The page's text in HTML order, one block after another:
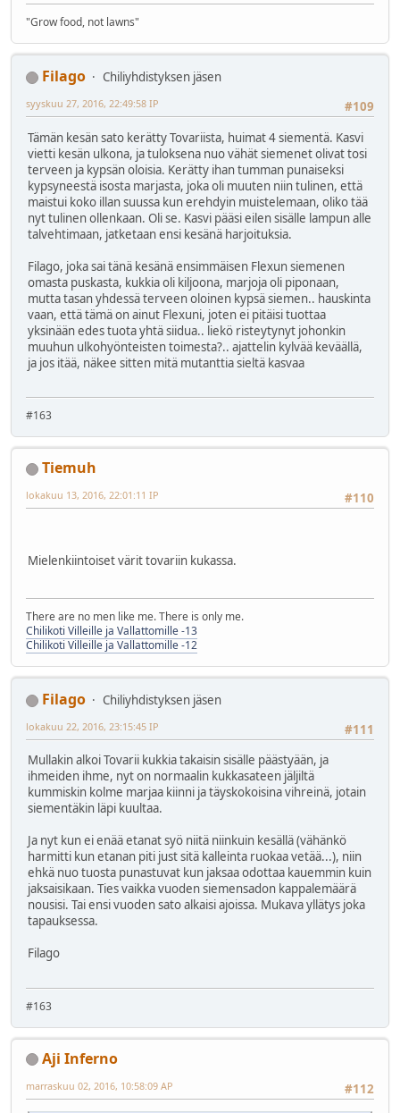
"Grow food, not lawns"
Filago
Chiliyhdistyksen jäsen
#109
syyskuu 27, 2016, 22:49:58 IP
Tämän kesän sato kerätty Tovariista, huimat 4 siementä. Kasvi
vietti kesän ulkona, ja tuloksena nuo vähät siemenet olivat tosi
terveen ja kypsän oloisia. Kerätty ihan tumman punaiseksi
kypsyneestä isosta marjasta, joka oli muuten niin tulinen, että
maistui koko illan suussa kun erehdyin muistelemaan, oliko tää
nyt tulinen ollenkaan. Oli se. Kasvi pääsi eilen sisälle lampun alle
talvehtimaan, jatketaan ensi kesänä harjoituksia.
Filago, joka sai tänä kesänä ensimmäisen Flexun siemenen
omasta puskasta, kukkia oli kiljoona, marjoja oli piponaan,
mutta tasan yhdessä terveen oloinen kypsä siemen.. hauskinta
vaan, että tämä on ainut Flexuni, joten ei pitäisi tuottaa
yksinään edes tuota yhtä siidua.. liekö risteytynyt johonkin
muuhun ulkohyönteisten toimesta?.. ajattelin kylvää keväällä,
ja jos itää, näkee sitten mitä mutanttia sieltä kasvaa
#163
Tiemuh
#110
lokakuu 13, 2016, 22:01:11 IP
Mielenkiintoiset värit tovariin kukassa.
There are no men like me. There is only me.
Chilikoti Villeille ja Vallattomille -13
Chilikoti Villeille ja Vallattomille -12
Filago
Chiliyhdistyksen jäsen
#111
lokakuu 22, 2016, 23:15:45 IP
Mullakin alkoi Tovarii kukkia takaisin sisälle päästyään, ja
ihmeiden ihme, nyt on normaalin kukkasateen jäljiltä
kummiskin kolme marjaa kiinni ja täyskokoisina vihreinä, jotain
siementäkin läpi kuultaa.
Ja nyt kun ei enää etanat syö niitä niinkuin kesällä (vähänkö
harmitti kun etanan piti just sitä kalleinta ruokaa vetää...), niin
ehkä nuo tuosta punastuvat kun jaksaa odottaa kauemmin kuin
jaksaisikaan. Ties vaikka vuoden siemensadon kappalemäärä
nousisi. Tai ensi vuoden sato alkaisi ajoissa. Mukava yllätys joka
tapauksessa.
Filago
#163
Aji Inferno
#112
marraskuu 02, 2016, 10:58:09 AP